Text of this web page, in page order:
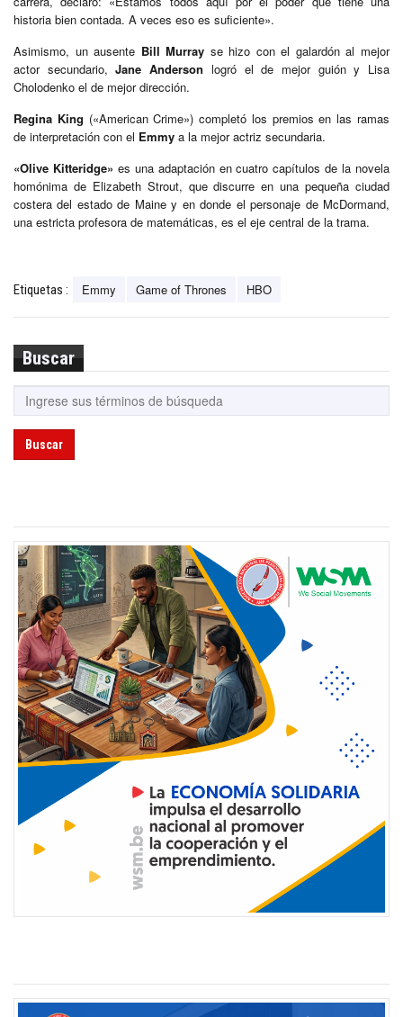
historia bien contada. A veces eso es suficiente».
Asimismo, un ausente Bill Murray se hizo con el galardón al mejor
actor secundario,Jane Anderson logró el de mejor guión y Lisa
Cholodenko el de mejor dirección.
Regina King («American Crime») completó los premios en las ramas
de interpretación con el Emmy a la mejor actriz secundaria.
«Olive Kitteridge» es una adaptación en cuatro capítulos de la novela
homónima de Elizabeth Strout, que discurre en una pequeña ciudad
costera del estado de Maine y en donde el personaje de McDormand,
una estricta profesora de matemáticas, es el eje central de la trama.
Etiquetas : Emmy Game of Thrones HBO
Buscar
Buscar